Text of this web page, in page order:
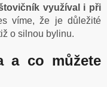
využíval i při
víme, že je důležité
o silnou bylinu.
a co můžete